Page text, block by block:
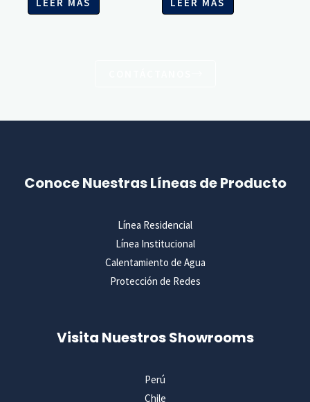
Conoce Nuestras Líneas de Producto
Línea Residencial
Línea Institucional
Calentamiento de Agua
Protección de Redes
Visita Nuestros Showrooms
Perú
Chile